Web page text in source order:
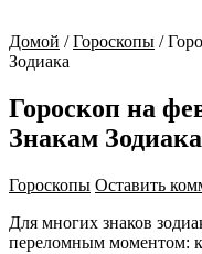
Домой / Гороскопы /
Зодиака
Гороскоп на
Знакам Зодиака
Гороскопы Оставить
Для многих знаков
переломным моментом: